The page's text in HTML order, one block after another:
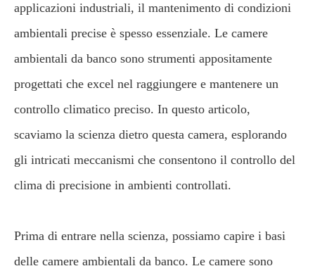
applicazioni industriali, il mantenimento di condizioni
ambientali precise è spesso essenziale. Le camere
ambientali da banco sono strumenti appositamente
progettati che excel nel raggiungere e mantenere un
controllo climatico preciso. In questo articolo,
scaviamo la scienza dietro questa camera, esplorando
gli intricati meccanismi che consentono il controllo del
clima di precisione in ambienti controllati.
Prima di entrare nella scienza, possiamo capire i basi
delle camere ambientali da banco. Le camere sono